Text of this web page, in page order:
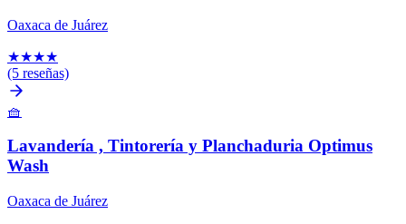
Oaxaca de Juárez
★★★★
(5 reseñas)
🧺
Lavandería , Tintorería y Planchaduria Optimus
Wash
Oaxaca de Juárez